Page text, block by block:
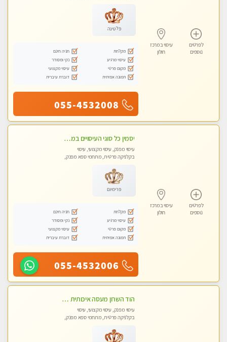
לפרטים
נוספים
עיסוי במרכז
חולון
פלטינה
מקלחת
חניה חינם
עיסוי מרגיע
נקי ומסודר
מקום פרטי
עיסוי מקצועי
תמונה אמיתית
דוברת עיברית
055-4532008
לפרטים
נוספים
עיסוי במרכז
חולון
יסמין כל סוגי העיסויים במקום הכי מושלם בעיר בת ים . highly recommended..new in the city
עיסוי מפנק, עיסוי מקצועי, עיסוי
בקלניקה פרטית, מתחמי ספא מפנק,
פרימיום
מקלחת
חניה חינם
עיסוי מרגיע
נקי ומסודר
מקום פרטי
עיסוי מקצועי
תמונה אמיתית
דוברת עיברית
055-4532006
הוד השרון מעסה איכותית מפנקת ומקצועית לעיסוי חלומי .....
עיסוי מפנק, עיסוי מקצועי, עיסוי
בקלניקה פרטית, מתחמי ספא מפנק,